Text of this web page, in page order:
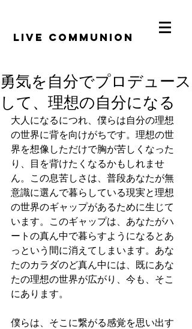
​LiVE COMMUNION
勇気を自分でプロデュース
して、理想の自分になる
大人になるにつれ、僕らは自分の理想
の世界に背を向けがちです。理想の世
界を想像しただけで胸が苦しくなった
り、目を背けたくなるかもしれませ
ん。この息苦しさは、普段あなたが無
意識に選んで暮らしている現実と理想
の世界のギャップがあるために生じて
います。このギャップは、あなたがハ
ートの真ん中で暮らすようになるとあ
っという間に消えてしまいます。あな
たのカラダのど真ん中には、既にあな
たの理想の世界が広がり、今も、そこ
にあります。
僕らは、そこに繋がる感覚を思い出す